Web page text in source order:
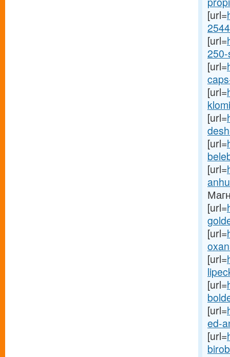
[url=
[url=
[url=
[url=
[url=
[url=
[url=
[url=
[url=
[url=
[url=
[url=
ed-
[url=